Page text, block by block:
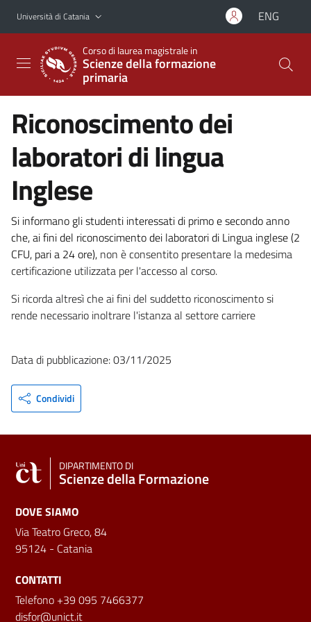
Vai al contenuto principale
Vai al menu di navigazione
Università di Catania ENG
Corso di laurea magistrale in
Scienze della formazione
primaria
Riconoscimento dei
laboratori di lingua
Inglese
Si informano gli studenti interessati di primo e secondo anno
che, ai fini del riconoscimento dei laboratori di Lingua inglese (2
CFU, pari a 24 ore), non è consentito presentare la medesima
certificazione utilizzata per l'accesso al corso.
Si ricorda altresì che ai fini del suddetto riconoscimento si
rende necessario inoltrare l'istanza al settore carriere
Data di pubblicazione: 03/11/2025
Condividi
DIPARTIMENTO DI
Scienze della Formazione
DOVE SIAMO
Via Teatro Greco, 84
95124 - Catania
CONTATTI
Telefono +39 095 7466377
disfor@unict.it